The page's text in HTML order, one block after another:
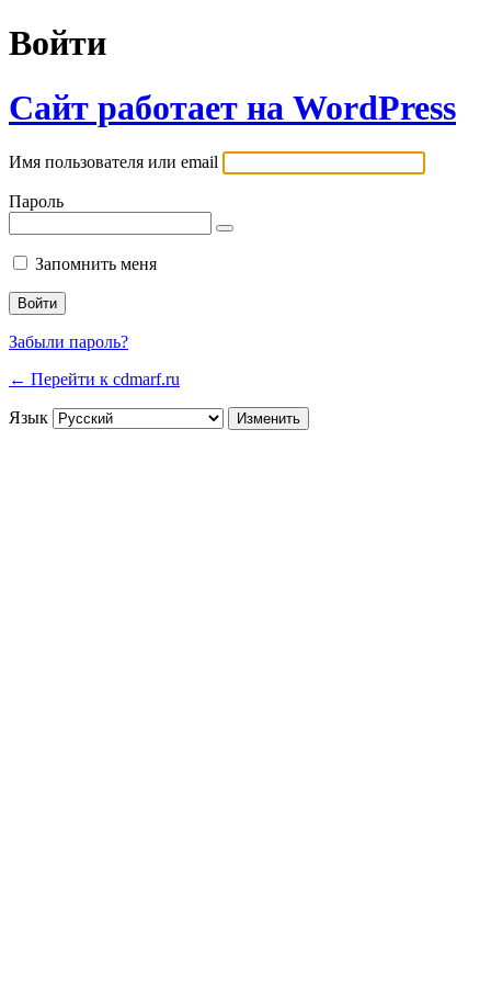
Войти
Сайт работает на WordPress
Имя пользователя или email
Пароль
Запомнить меня
Забыли пароль?
← Перейти к cdmarf.ru
Язык